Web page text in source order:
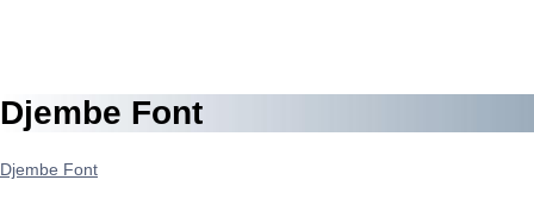
Djembe Font
Djembe Font